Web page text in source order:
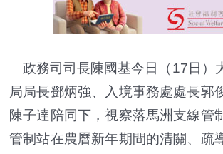
政務司司長陳國基今日（17日）
局局長鄧炳強、入境事務處處長郭
陳子達陪同下，視察落馬洲支線管
管制站在農曆新年期間的清關、疏